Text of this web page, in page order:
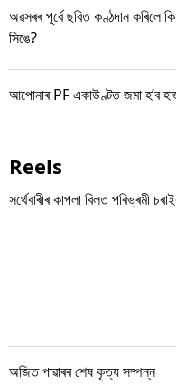
অৱসৰৰ পূৰ্বে ছবিত কণ্ঠদান কৰিলে
সিঙে?
আপোনাৰ PF একাউণ্টত জমা হ’ব
Reels
সৰ্থেবাৰীৰ কাপলা বিলত পৰিভ্ৰমী
অজিত পাৱাৰৰ শেষ কৃত্য সম্পন্ন